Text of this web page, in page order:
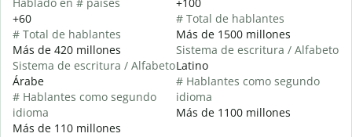
+60
# Total de hablantes
Más de 420 millones
Sistema de escritura / Alfabeto
Árabe
# Hablantes como segundo
idioma
Más de 110 millones
# Total de hablantes
Más de 1500 millones
Sistema de escritura / Alfabeto
Latino
# Hablantes como segundo
idioma
Más de 1100 millones